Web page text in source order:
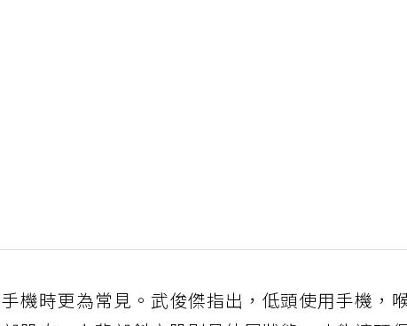
機時更為常見。武俊傑指出，低頭使用手機，